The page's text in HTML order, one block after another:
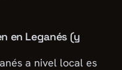
en Leganés (y
a nivel local es